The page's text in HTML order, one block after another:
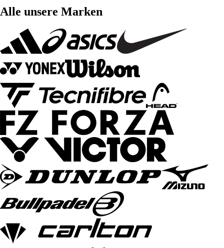
Alle unsere Marken